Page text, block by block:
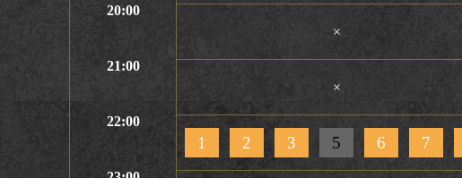
20:00
×
21:00
×
22:00
1 2 3 5 6 7